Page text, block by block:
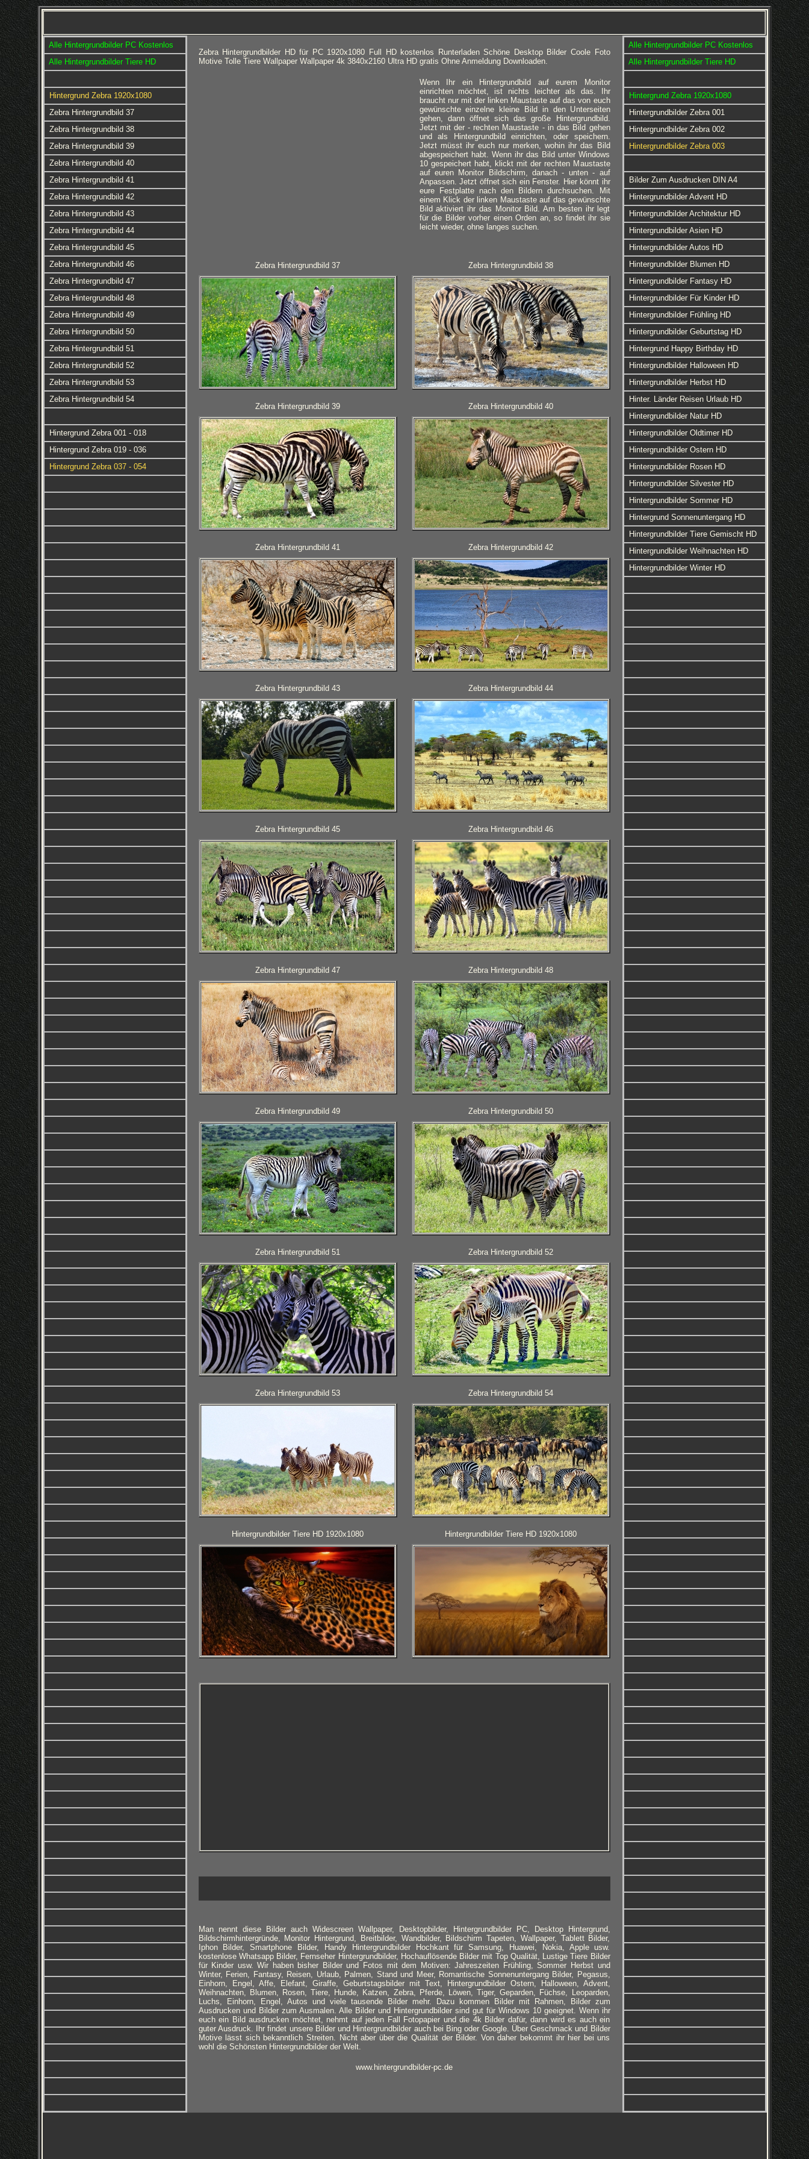
Alle Hintergrundbilder PC Kostenlos
Alle Hintergrundbilder Tiere HD
Hintergrund Zebra 1920x1080
Zebra Hintergrundbild 37
Zebra Hintergrundbild 38
Zebra Hintergrundbild 39
Zebra Hintergrundbild 40
Zebra Hintergrundbild 41
Zebra Hintergrundbild 42
Zebra Hintergrundbild 43
Zebra Hintergrundbild 44
Zebra Hintergrundbild 45
Zebra Hintergrundbild 46
Zebra Hintergrundbild 47
Zebra Hintergrundbild 48
Zebra Hintergrundbild 49
Zebra Hintergrundbild 50
Zebra Hintergrundbild 51
Zebra Hintergrundbild 52
Zebra Hintergrundbild 53
Zebra Hintergrundbild 54
Hintergrund Zebra 001 - 018
Hintergrund Zebra 019 - 036
Hintergrund Zebra 037 - 054
Zebra Hintergrundbilder HD für PC 1920x1080 Full HD kostenlos Runterladen Schöne Desktop Bilder Coole Foto
Motive Tolle Tiere Wallpaper Wallpaper 4k 3840x2160 Ultra HD gratis Ohne Anmeldung Downloaden.
Wenn Ihr ein Hintergrundbild auf eurem Monitor
einrichten möchtet, ist nichts leichter als das. Ihr
braucht nur mit der linken Maustaste auf das von euch
gewünschte einzelne kleine Bild in den Unterseiten
gehen, dann öffnet sich das große Hintergrundbild.
Jetzt mit der - rechten Maustaste - in das Bild gehen
und als Hintergrundbild einrichten, oder speichern.
Jetzt müsst ihr euch nur merken, wohin ihr das Bild
abgespeichert habt. Wenn ihr das Bild unter Windows
10 gespeichert habt, klickt mit der rechten Maustaste
auf euren Monitor Bildschirm, danach - unten - auf
Anpassen. Jetzt öffnet sich ein Fenster. Hier könnt ihr
eure Festplatte nach den Bildern durchsuchen. Mit
einem Klick der linken Maustaste auf das gewünschte
Bild aktiviert ihr das Monitor Bild. Am besten ihr legt
für die Bilder vorher einen Orden an, so findet ihr sie
leicht wieder, ohne langes suchen.
Zebra Hintergrundbild 37 Zebra Hintergrundbild 38
Zebra Hintergrundbild 39 Zebra Hintergrundbild 40
Zebra Hintergrundbild 41 Zebra Hintergrundbild 42
Zebra Hintergrundbild 43 Zebra Hintergrundbild 44
Zebra Hintergrundbild 45 Zebra Hintergrundbild 46
Zebra Hintergrundbild 47 Zebra Hintergrundbild 48
Zebra Hintergrundbild 49 Zebra Hintergrundbild 50
Zebra Hintergrundbild 51 Zebra Hintergrundbild 52
Zebra Hintergrundbild 53 Zebra Hintergrundbild 54
Hintergrundbilder Tiere HD 1920x1080 Hintergrundbilder Tiere HD 1920x1080
Man nennt diese Bilder auch Widescreen Wallpaper, Desktopbilder, Hintergrundbilder PC, Desktop Hintergrund,
Bildschirmhintergründe, Monitor Hintergrund, Breitbilder, Wandbilder, Bildschirm Tapeten, Wallpaper, Tablett Bilder,
Iphon Bilder, Smartphone Bilder, Handy Hintergrundbilder Hochkant für Samsung, Huawei, Nokia, Apple usw.
kostenlose Whatsapp Bilder, Fernseher Hintergrundbilder, Hochauflösende Bilder mit Top Qualität, Lustige Tiere Bilder
für Kinder usw. Wir haben bisher Bilder und Fotos mit dem Motiven: Jahreszeiten Frühling, Sommer Herbst und
Winter, Ferien, Fantasy, Reisen, Urlaub, Palmen, Stand und Meer, Romantische Sonnenuntergang Bilder, Pegasus,
Einhorn, Engel, Affe, Elefant, Giraffe, Geburtstagsbilder mit Text, Hintergrundbilder Ostern, Halloween, Advent,
Weihnachten, Blumen, Rosen, Tiere, Hunde, Katzen, Zebra, Pferde, Löwen, Tiger, Geparden, Füchse, Leoparden,
Luchs, Einhorn, Engel, Autos und viele tausende Bilder mehr. Dazu kommen Bilder mit Rahmen, Bilder zum
Ausdrucken und Bilder zum Ausmalen. Alle Bilder und Hintergrundbilder sind gut für Windows 10 geeignet. Wenn ihr
euch ein Bild ausdrucken möchtet, nehmt auf jeden Fall Fotopapier und die 4k Bilder dafür, dann wird es auch ein
guter Ausdruck. Ihr findet unsere Bilder und Hintergrundbilder auch bei Bing oder Google. Über Geschmack und Bilder
Motive lässt sich bekanntlich Streiten. Nicht aber über die Qualität der Bilder. Von daher bekommt ihr hier bei uns
wohl die Schönsten Hintergrundbilder der Welt.
www.hintergrundbilder-pc.de
Alle Hintergrundbilder PC Kostenlos
Alle Hintergrundbilder Tiere HD
Hintergrund Zebra 1920x1080
Hintergrundbilder Zebra 001
Hintergrundbilder Zebra 002
Hintergrundbilder Zebra 003
Bilder Zum Ausdrucken DIN A4
Hintergrundbilder Advent HD
Hintergrundbilder Architektur HD
Hintergrundbilder Asien HD
Hintergrundbilder Autos HD
Hintergrundbilder Blumen HD
Hintergrundbilder Fantasy HD
Hintergrundbilder Für Kinder HD
Hintergrundbilder Frühling HD
Hintergrundbilder Geburtstag HD
Hintergrund Happy Birthday HD
Hintergrundbilder Halloween HD
Hintergrundbilder Herbst HD
Hinter. Länder Reisen Urlaub HD
Hintergrundbilder Natur HD
Hintergrundbilder Oldtimer HD
Hintergrundbilder Ostern HD
Hintergrundbilder Rosen HD
Hintergrundbilder Silvester HD
Hintergrundbilder Sommer HD
Hintergrund Sonnenuntergang HD
Hintergrundbilder Tiere Gemischt HD
Hintergrundbilder Weihnachten HD
Hintergrundbilder Winter HD